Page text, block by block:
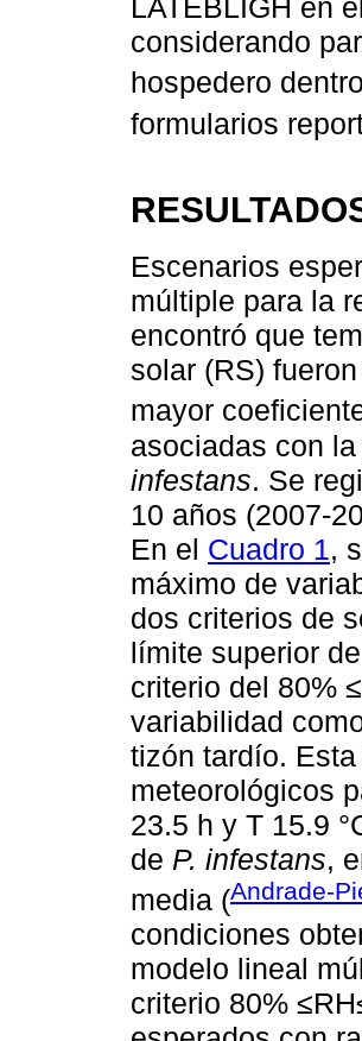
LATEBLIGH en
considerando
hospedero
formularios
Escenarios
múltiple para la
encontró que
solar (RS)
mayor
asociadas con
infestans. Se
10 años (2007-
En el Cuadro 1 ,
máximo de
dos criterios de
límite superior
criterio del 80%
variabilidad
tizón tardío.
meteorológicos
23.5 h y T 15.9
de P. infestans,
media (Andrade-
condiciones
modelo lineal
criterio 80%